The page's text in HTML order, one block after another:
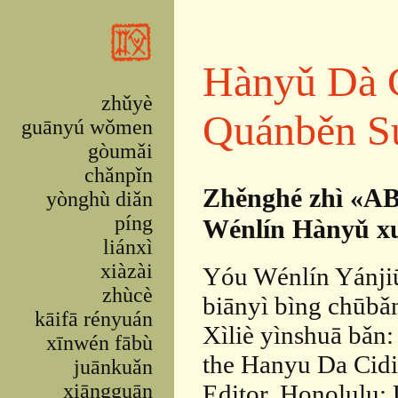
zhǔyè
guānyú wǒmen
gòumǎi
chǎnpǐn
yònghù diǎn
píng
liánxì
xiàzài
zhùcè
kāifā rényuán
xīnwén fābù
juānkuǎn
xiāngguān
Hànyǔ Dà
Quánběn
Zhěnghé zhì
Wénlín Hànyǔ
Yóu Wénlín
biānyì bìng
Xìliè yìnshuā
the Hanyu Da